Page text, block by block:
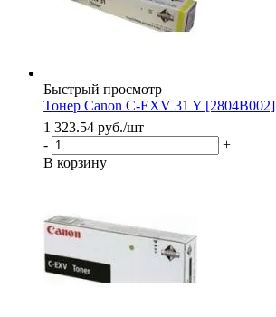
Быстрый просмотр
Тонер Canon C-EXV 31 Y [2804B002]
1 323.54 руб./шт
-
+
В корзину